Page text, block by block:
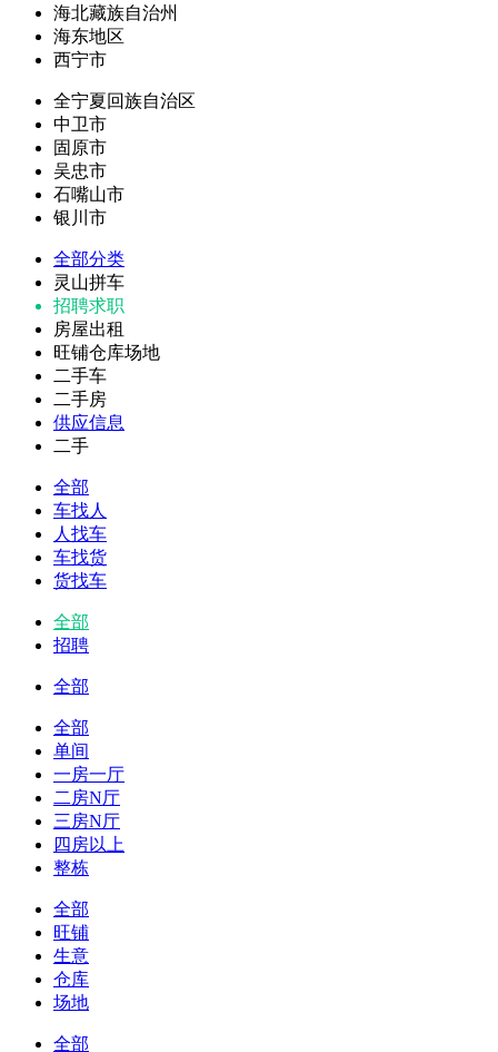
海北藏族自治州
海东地区
西宁市
全宁夏回族自治区
中卫市
固原市
吴忠市
石嘴山市
银川市
全部分类
灵山拼车
招聘求职
房屋出租
旺铺仓库场地
二手车
二手房
供应信息
二手
全部
车找人
人找车
车找货
货找车
全部
招聘
全部
全部
单间
一房一厅
二房N厅
三房N厅
四房以上
整栋
全部
旺铺
生意
仓库
场地
全部